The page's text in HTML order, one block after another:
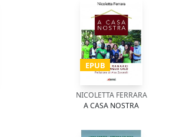
EPUB
NICOLETTA FERRARA
A CASA NOSTRA